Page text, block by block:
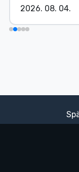
2026. 08. 04.